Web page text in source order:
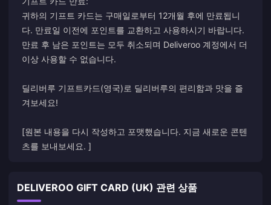
귀하의 기프트 카드는 구매일로부터 12개월 후에 만료됩니
다. 만료일 이전에 포인트를 교환하고 사용하시기 바랍니다.
만료 후 남은 포인트는 모두 취소되며 Deliveroo 계정에서 더
이상 사용할 수 없습니다.
딜리버루 기프트카드(영국)로 딜리버루의 편리함과 맛을 즐
겨보세요!
[원본 내용을 다시 작성하고 포맷했습니다. 지금 새로운 콘텐
츠를 보내보세요. ]
DELIVEROO GIFT CARD (UK) 관련 상품